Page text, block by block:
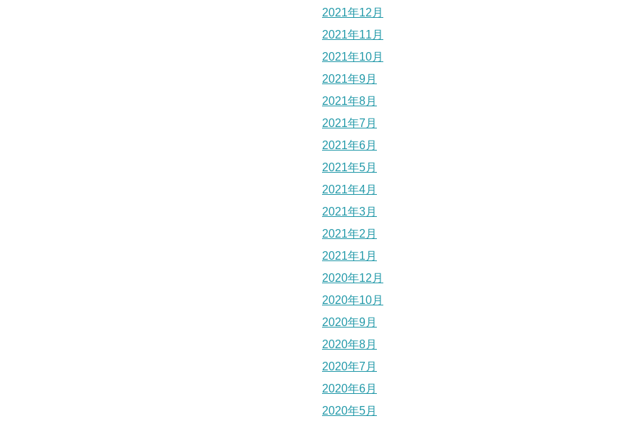
2021年12月
2021年11月
2021年10月
2021年9月
2021年8月
2021年7月
2021年6月
2021年5月
2021年4月
2021年3月
2021年2月
2021年1月
2020年12月
2020年10月
2020年9月
2020年8月
2020年7月
2020年6月
2020年5月